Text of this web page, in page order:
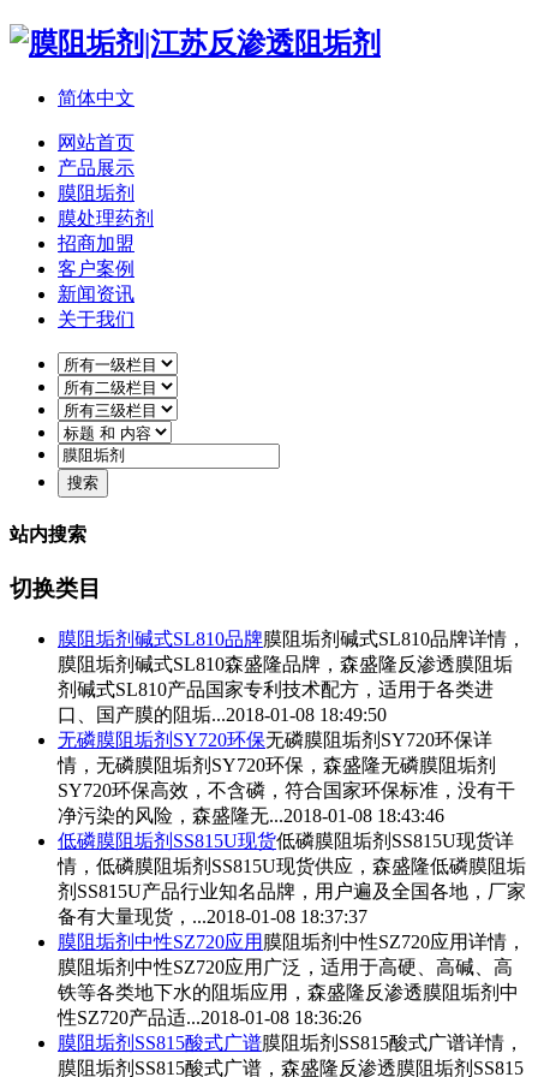
简体中文
网站首页
产品展示
膜阻垢剂
膜处理药剂
招商加盟
客户案例
新闻资讯
关于我们
站内搜索
切换类目
膜阻垢剂 碱式SL810品牌膜阻垢剂 碱式SL810品牌详情，
膜阻垢剂 碱式SL810森盛隆品牌，森盛隆反渗透膜阻垢
剂 碱式SL810产品国家专利技术配方，适用于各类进
口、国产膜的阻垢...2018-01-08 18:49:50
无磷膜阻垢剂 SY720环保无磷膜阻垢剂 SY720环保详
情，无磷膜阻垢剂 SY720环保，森盛隆无磷膜阻垢剂
SY720环保高效，不含磷，符合国家环保标准，没有干
净污染的风险，森盛隆无...2018-01-08 18:43:46
低磷膜阻垢剂 SS815U现货低磷膜阻垢剂 SS815U现货详
情，低磷膜阻垢剂 SS815U现货供应，森盛隆低磷膜阻垢
剂 SS815U产品行业知名品牌，用户遍及全国各地，厂家
备有大量现货，...2018-01-08 18:37:37
膜阻垢剂 中性SZ720应用 膜阻垢剂 中性SZ720应用详情，
膜阻垢剂 中性SZ720应用广泛，适用于高硬、高碱、高
铁等各类地下水的阻垢应用，森盛隆反渗透膜阻垢剂 中
性SZ720产品适...2018-01-08 18:36:26
膜阻垢剂 SS815酸式广谱膜阻垢剂 SS815酸式广谱详情，
膜阻垢剂 SS815酸式广谱，森盛隆反渗透膜阻垢剂 SS815